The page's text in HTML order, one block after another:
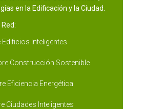
en la Edificación y la Ciudad.
Edificios Inteligentes
Construcción Sostenible
Eficiencia Energética
Ciudades Inteligentes